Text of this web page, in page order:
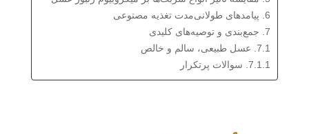
6. پیامدهای طولانی‌مدت تغذیه مصنوعی
7. جمع‌بندی و توصیه‌های کلیدی
7.1. عسل طبیعی، سالم و خالص
7.1.1. سوالات پرتکرار